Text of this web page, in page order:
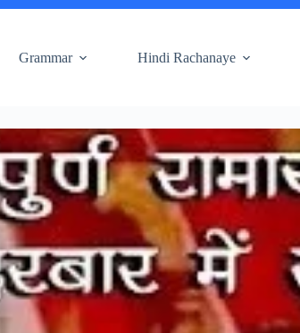
Grammar Hindi Rachanaye